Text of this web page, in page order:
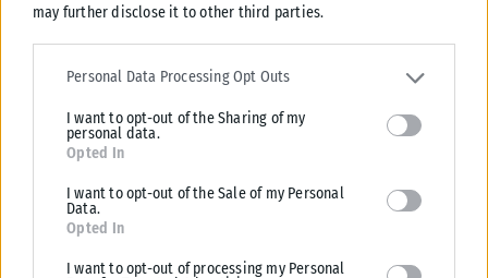
may further disclose it to other third parties.
Please note that this website/app uses one or more Google
services and may gather and store information including but not
deny consent to Google and its third-party tags to use your data
for below specified purposes in below Google consent section.
Personal Data Processing Opt Outs
I want to opt-out of the Sharing of my
personal data.
Opted In
I want to opt-out of the Sale of my Personal
Data.
Opted In
I want to opt-out of processing my Personal